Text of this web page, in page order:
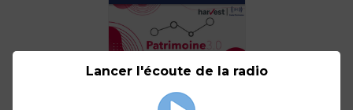
Lancer l'écoute de la radio